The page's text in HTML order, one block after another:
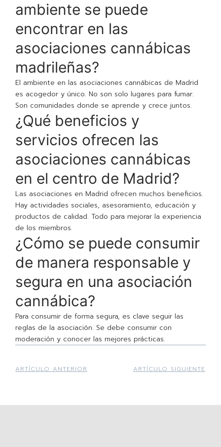
ambiente se puede
encontrar en las
asociaciones cannábicas
madrileñas?
El ambiente en las asociaciones cannábicas de Madrid
es acogedor y único. No son solo lugares para fumar.
Son comunidades donde se aprende y crece juntos.
¿Qué beneficios y
servicios ofrecen las
asociaciones cannábicas
en el centro de Madrid?
Las asociaciones en Madrid ofrecen muchos beneficios.
Hay actividades sociales, asesoramiento, educación y
productos de calidad. Todo para mejorar la experiencia
de los miembros.
¿Cómo se puede consumir
de manera responsable y
segura en una asociación
cannábica?
Para consumir de forma segura, es clave seguir las
reglas de la asociación. Se debe consumir con
moderación y conocer las mejores prácticas.
ARTÍCULO ANTERIOR ARTÍCULO SIGUIENTE